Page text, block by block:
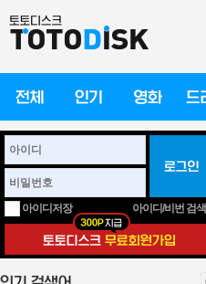
아이디저장 아이디/비번 검색